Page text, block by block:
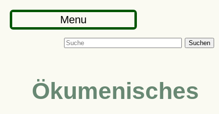
Menu
Suchen
Ökumenisches